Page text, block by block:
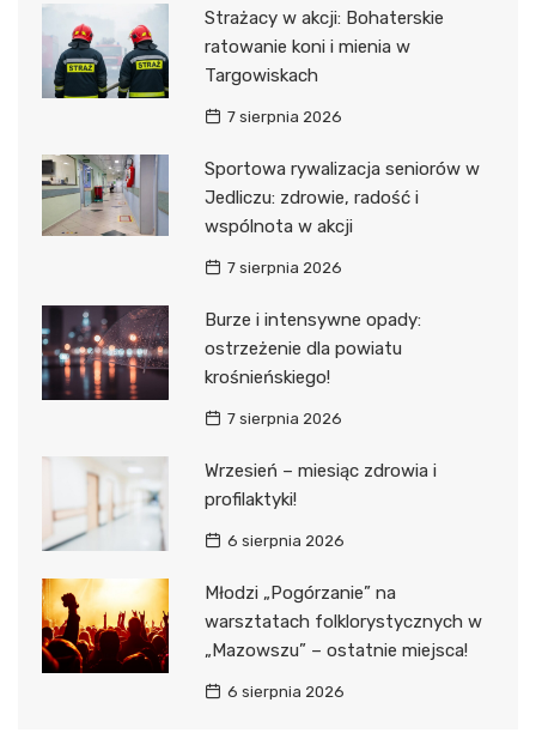
Strażacy w akcji: Bohaterskie
ratowanie koni i mienia w
Targowiskach
7 sierpnia 2026
Sportowa rywalizacja seniorów w
Jedliczu: zdrowie, radość i
wspólnota w akcji
7 sierpnia 2026
Burze i intensywne opady:
ostrzeżenie dla powiatu
krośnieńskiego!
7 sierpnia 2026
Wrzesień – miesiąc zdrowia i
profilaktyki!
6 sierpnia 2026
Młodzi „Pogórzanie” na
warsztatach folklorystycznych w
„Mazowszu” – ostatnie miejsca!
6 sierpnia 2026